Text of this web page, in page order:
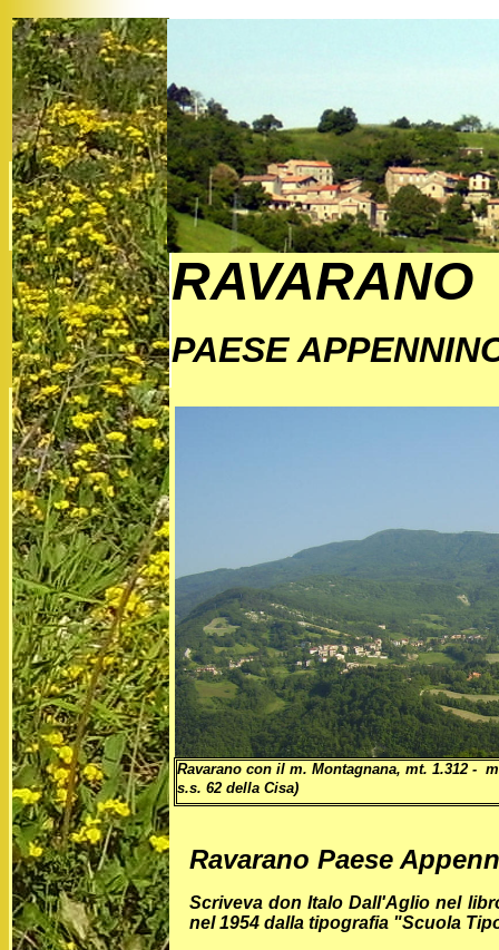
RAVARANO
PAESE
Ravarano Paese
Scriveva don Italo Dall'Aglio nel
nel 1954 dalla tipografia "Scuola
Ravarano con il m. Montagnana, mt. 1.312 -
s.s. 62 della Cisa)